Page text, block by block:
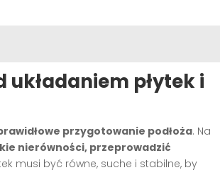
płytek i
przygotowanie podłoża. Na
nierówności, przeprowadzić
musi być równe, suche i stabilne, by